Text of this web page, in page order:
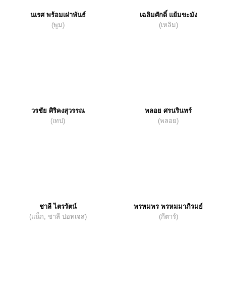
นเรศ พร้อมเผ่าพันธ์
(พูม)
เฉลิมศักดิ์ แย้มขะมัง
(เหลิม)
วรชัย ศิริคงสุวรรณ
(เทป)
พลอย ศรนรินทร์
(พลอย)
ชาลี ไตรรัตน์
(แน็ก, ชาลี ปอทเจส)
พรหมพร พรหมมาภิรมย์
(กีตาร์)